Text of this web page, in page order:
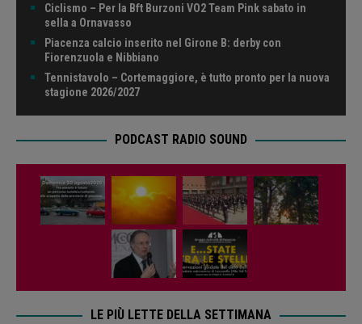
Ciclismo – Per la Bft Burzoni VO2 Team Pink sabato in
sella a Ornavasso
Piacenza calcio inserito nel Girone B: derby con
Fiorenzuola e Nibbiano
Tennistavolo – Cortemaggiore, è tutto pronto per la nuova
stagione 2026/2027
PODCAST RADIO SOUND
LE PIÙ LETTE DELLA SETTIMANA